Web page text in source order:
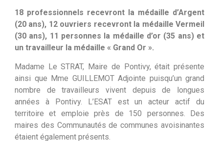
18 professionnels recevront la médaille d’Argent
(20 ans), 12 ouvriers recevront la médaille Vermeil
(30 ans), 11 personnes la médaille d’or (35 ans) et
un travailleur la médaille « Grand Or ».
Madame Le STRAT, Maire de Pontivy, était présente
ainsi que Mme GUILLEMOT Adjointe puisqu’un grand
nombre de travailleurs vivent depuis de longues
années à Pontivy. L’ESAT est un acteur actif du
territoire et emploie près de 150 personnes. Des
maires des Communautés de communes avoisinantes
étaient également présents.